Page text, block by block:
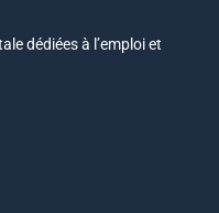
dédiées à l’emploi et